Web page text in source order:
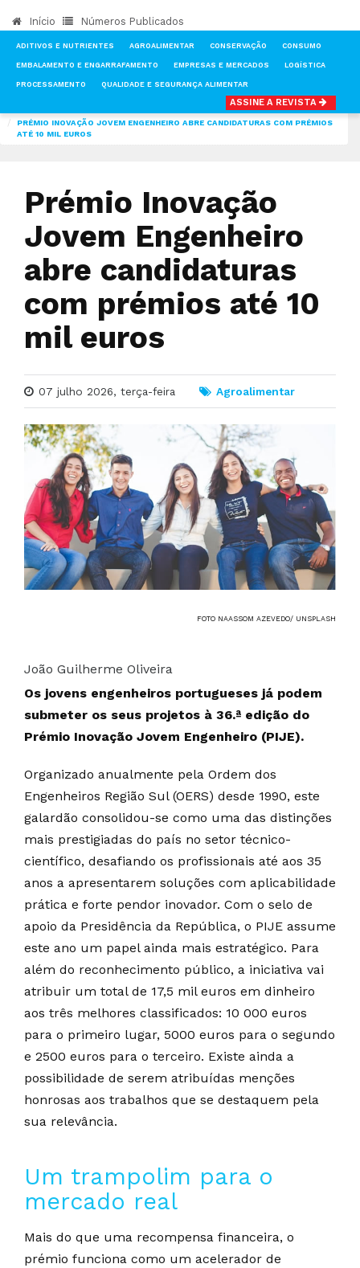
Início Números Publicados
ADITIVOS E NUTRIENTES AGROALIMENTAR CONSERVAÇÃO CONSUMO
EMBALAMENTO E ENGARRAFAMENTO EMPRESAS E MERCADOS LOGÍSTICA
PROCESSAMENTO QUALIDADE E SEGURANÇA ALIMENTAR
ASSINE A REVISTA
PRÉMIO INOVAÇÃO JOVEM ENGENHEIRO ABRE CANDIDATURAS COM PRÉMIOS
ATÉ 10 MIL EUROS
Prémio Inovação
Jovem Engenheiro
abre candidaturas
com prémios até 10
mil euros
07 julho 2026, terça-feira Agroalimentar
FOTO NAASSOM AZEVEDO/ UNSPLASH
João Guilherme Oliveira
Os jovens engenheiros portugueses já podem
submeter os seus projetos à 36.ª edição do
Prémio Inovação Jovem Engenheiro (PIJE).
Organizado anualmente pela Ordem dos
Engenheiros Região Sul (OERS) desde 1990, este
galardão consolidou-se como uma das distinções
mais prestigiadas do país no setor técnico-
científico, desafiando os profissionais até aos 35
anos a apresentarem soluções com aplicabilidade
prática e forte pendor inovador. Com o selo de
apoio da Presidência da República, o PIJE assume
este ano um papel ainda mais estratégico. Para
além do reconhecimento público, a iniciativa vai
atribuir um total de 17,5 mil euros em dinheiro
aos três melhores classificados: 10 000 euros
para o primeiro lugar, 5000 euros para o segundo
e 2500 euros para o terceiro. Existe ainda a
possibilidade de serem atribuídas menções
honrosas aos trabalhos que se destaquem pela
sua relevância.
Um trampolim para o
mercado real
Mais do que uma recompensa financeira, o
prémio funciona como um acelerador de